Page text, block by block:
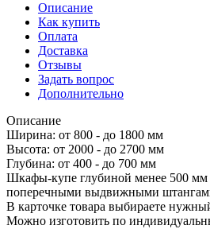
Описание
Как купить
Оплата
Доставка
Отзывы
Задать вопрос
Дополнительно
Описание
Ширина: от 800 - до 1800 мм
Высота: от 2000 - до 2700 мм
Глубина: от 400 - до 700 мм
Шкафы-купе глубиной менее 500 мм
поперечными выдвижными
В карточке товара выбираете
Можно изготовить по